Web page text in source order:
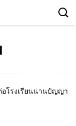
อโรงเรียนน่านปัญญา